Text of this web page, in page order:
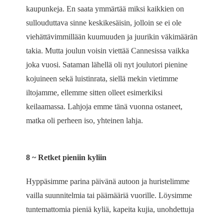
kaupunkeja. En saata ymmärtää miksi kaikkien on
sullouduttava sinne keskikesäisin, jolloin se ei ole
viehättävimmillään kuumuuden ja juurikin väkimäärän
takia. Mutta joulun voisin viettää Cannesissa vaikka
joka vuosi. Sataman lähellä oli nyt joulutori pienine
kojuineen sekä luistinrata, siellä mekin vietimme
iltojamme, ellemme sitten olleet esimerkiksi
keilaamassa. Lahjoja emme tänä vuonna ostaneet,
matka oli perheen iso, yhteinen lahja.
8 ~ Retket pieniin kyliin
Hyppäsimme parina päivänä autoon ja huristelimme
vailla suunnitelmia tai päämääriä vuorille. Löysimme
tuntemattomia pieniä kyliä, kapeita kujia, unohdettuja